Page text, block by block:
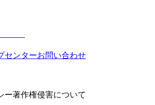
センターお問い合わせ
ー著作権侵害について